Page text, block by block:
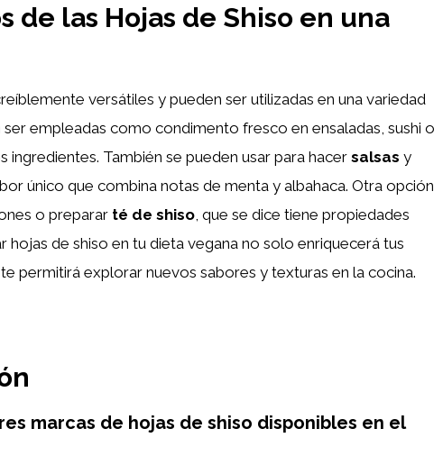
de las Hojas de Shiso en una
versátiles y pueden ser utilizadas en una variedad
empleadas como condimento fresco en ensaladas, sushi o
También se pueden usar para hacersalsas y
único que combina notas de menta y albahaca. Otra opción
o preparar té de shiso , que se dice tiene propiedades
hojas de shiso en tu dieta vegana no solo enriquecerá tus
permitirá explorar nuevos sabores y texturas en la cocina.
marcas de hojas de shiso disponibles en el